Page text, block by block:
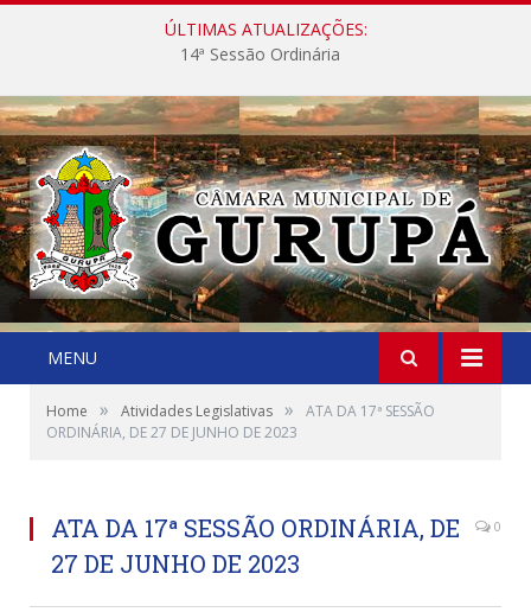
ÚLTIMAS ATUALIZAÇÕES:
14ª Sessão Ordinária
MENU
Home » Atividades Legislativas »
ATA DA 17ª SESSÃO
ORDINÁRIA, DE 27 DE JUNHO DE 2023
ATA DA 17ª SESSÃO ORDINÁRIA, DE
27 DE JUNHO DE 2023
0